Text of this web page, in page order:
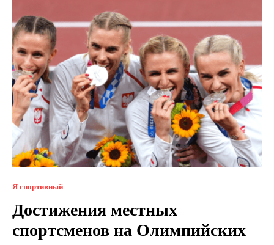
Я спортивный
Достижения местных
спортсменов на Олимпийских